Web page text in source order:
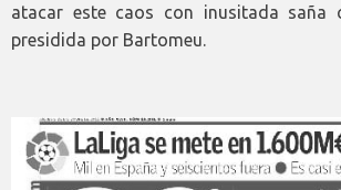
atacar este caos con inusitada saña
presidida por Bartomeu.